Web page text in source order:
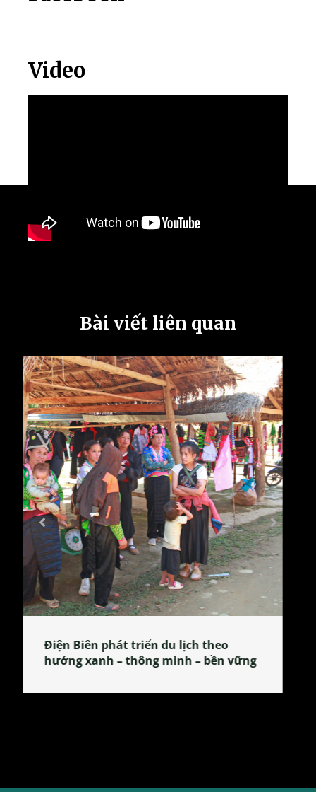
Video
Bài viết liên quan
Làng làm bánh tẻ Phú Nhi – nơi lan
tỏa đặc sản xứ Đoài